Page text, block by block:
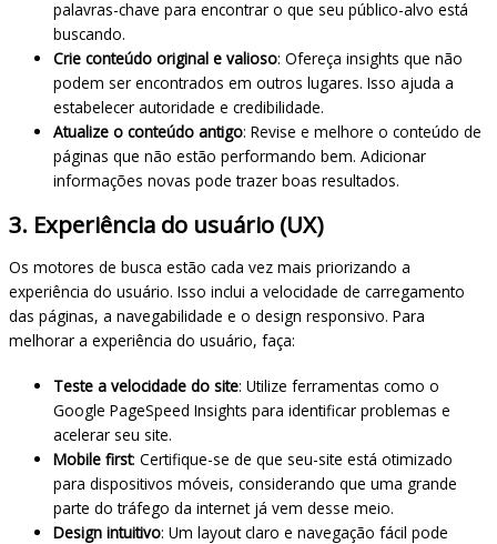
palavras-chave para encontrar o que seu público-alvo está
buscando.
Crie conteúdo original e valioso: Ofereça insights que não
podem ser encontrados em outros lugares. Isso ajuda a
estabelecer autoridade e credibilidade.
Atualize o conteúdo antigo: Revise e melhore o conteúdo de
páginas que não estão performando bem. Adicionar
informações novas pode trazer boas resultados.
3. Experiência do usuário (UX)
Os motores de busca estão cada vez mais priorizando a
experiência do usuário. Isso inclui a velocidade de carregamento
das páginas, a navegabilidade e o design responsivo. Para
melhorar a experiência do usuário, faça:
Teste a velocidade do site: Utilize ferramentas como o
Google PageSpeed Insights para identificar problemas e
acelerar seu site.
Mobile first: Certifique-se de que seu-site está otimizado
para dispositivos móveis, considerando que uma grande
parte do tráfego da internet já vem desse meio.
Design intuitivo: Um layout claro e navegação fácil pode